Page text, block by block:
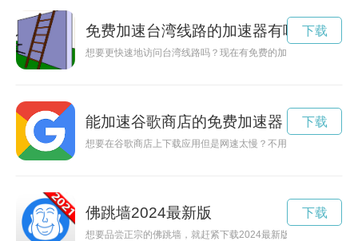
免费加速台湾线路的加速器有哪些
想要更快速地访问台湾线路吗？现在有免费的加速器让你畅通无
下载
能加速谷歌商店的免费加速器
想要在谷歌商店上下载应用但是网速太慢？不用担心，有了专
下载
佛跳墙2024最新版
想要品尝正宗的佛跳墙，就赶紧下载2024最新版的美食APP吧
下载